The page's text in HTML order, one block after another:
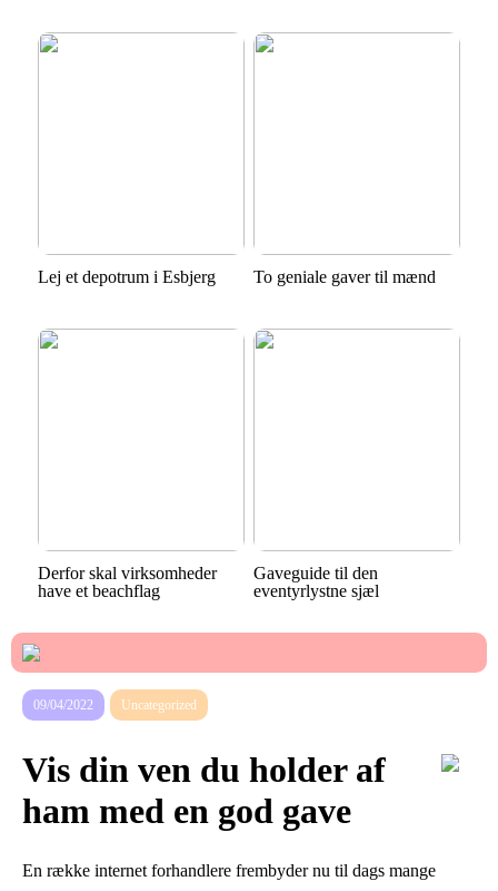
Lej et depotrum i Esbjerg To geniale gaver til mænd
Derfor skal virksomheder
have et beachflag
Gaveguide til den
eventyrlystne sjæl
09/04/2022 Uncategorized
Vis din ven du holder af
ham med en god gave
En række internet forhandlere frembyder nu til dags mange